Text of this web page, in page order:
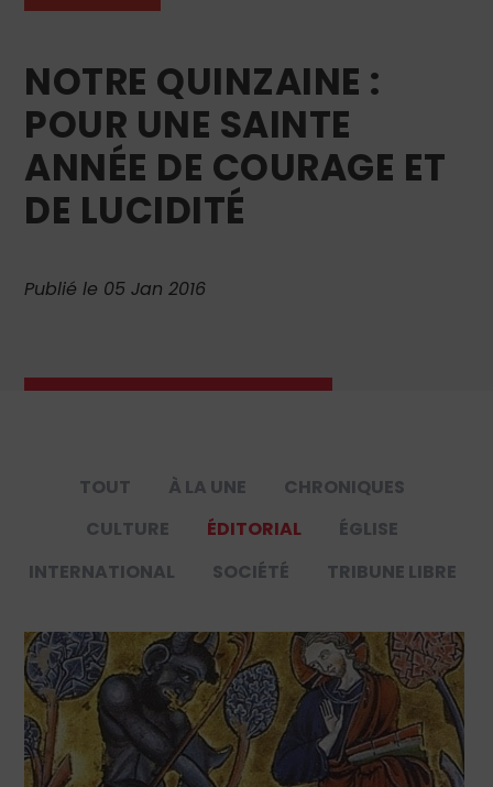
NOTRE QUINZAINE :
POUR UNE SAINTE
ANNÉE DE COURAGE ET
DE LUCIDITÉ
Publié le 05 Jan 2016
TOUT À LA UNE
CHRONIQUES
CULTURE
ÉDITORIAL
ÉGLISE
INTERNATIONAL
SOCIÉTÉ TRIBUNE LIBRE